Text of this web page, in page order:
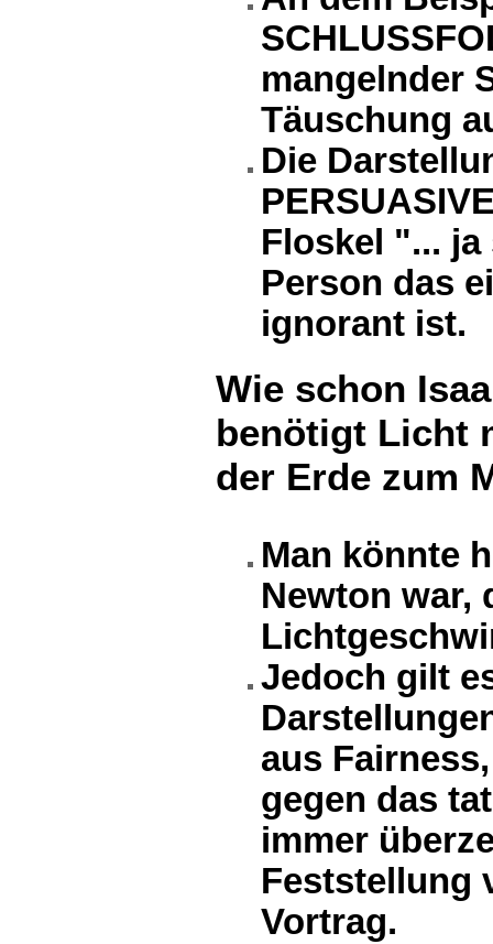
mangelnder
Täuschung
Die
Floskel "...
Person das
ignorant ist.
Wie schon
benötigt Licht
der Erde zum
Man könnte
Newton war,
Jedoch gilt
aus
gegen das
immer
Feststellung
Vortrag.